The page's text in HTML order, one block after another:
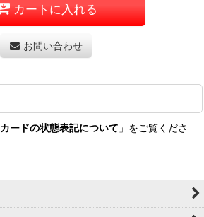
カートに入れる
お問い合わせ
カードの状態表記について 」をご覧くださ